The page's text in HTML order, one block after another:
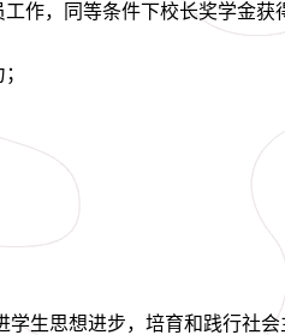
作，同等条件下校长奖学金获
生思想进步，培育和践行社会